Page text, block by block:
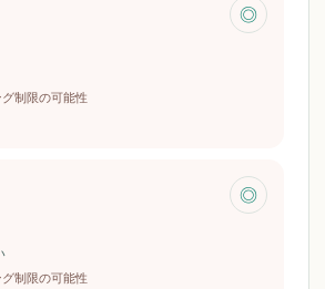
◎
制限の可能性
◎
制限の可能性